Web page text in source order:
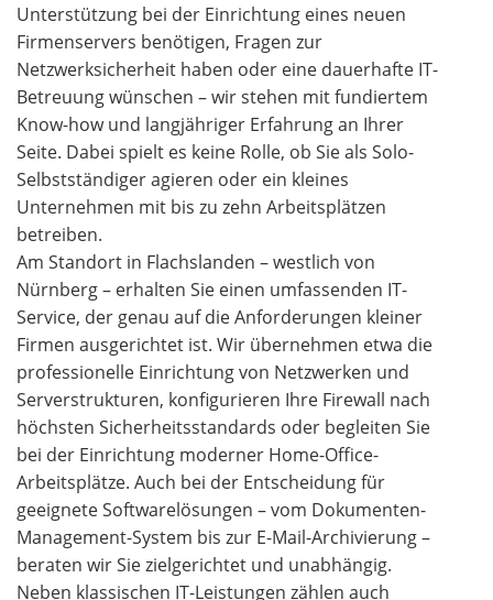
Unterstützung bei der Einrichtung eines neuen
Firmenservers benötigen, Fragen zur
Netzwerksicherheit haben oder eine dauerhafte IT-
Betreuung wünschen – wir stehen mit fundiertem
Know-how und langjähriger Erfahrung an Ihrer
Seite. Dabei spielt es keine Rolle, ob Sie als Solo-
Selbstständiger agieren oder ein kleines
Unternehmen mit bis zu zehn Arbeitsplätzen
betreiben.
Am Standort in Flachslanden – westlich von
Nürnberg – erhalten Sie einen umfassenden IT-
Service, der genau auf die Anforderungen kleiner
Firmen ausgerichtet ist. Wir übernehmen etwa die
professionelle Einrichtung von Netzwerken und
Serverstrukturen, konfigurieren Ihre Firewall nach
höchsten Sicherheitsstandards oder begleiten Sie
bei der Einrichtung moderner Home-Office-
Arbeitsplätze. Auch bei der Entscheidung für
geeignete Softwarelösungen – vom Dokumenten-
Management-System bis zur E-Mail-Archivierung –
beraten wir Sie zielgerichtet und unabhängig.
Neben klassischen IT-Leistungen zählen auch